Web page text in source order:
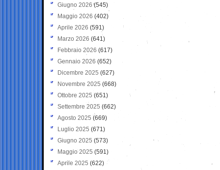
Giugno 2026 (545)
Maggio 2026 (402)
Aprile 2026 (591)
Marzo 2026 (641)
Febbraio 2026 (617)
Gennaio 2026 (652)
Dicembre 2025 (627)
Novembre 2025 (668)
Ottobre 2025 (651)
Settembre 2025 (662)
Agosto 2025 (669)
Luglio 2025 (671)
Giugno 2025 (573)
Maggio 2025 (591)
Aprile 2025 (622)